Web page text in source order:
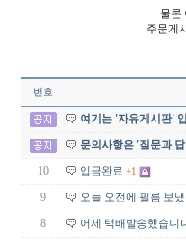
물론
주문게
번호
여기는 '자유게시판'
문의사항은 '질문과
10 입금완료 +1
9 오늘 오전에 필름 보
8 어제 택배발송했습니